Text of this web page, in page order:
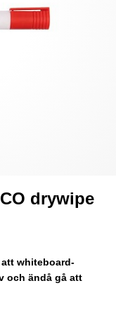
drywipe
whiteboard-
och ändå gå att